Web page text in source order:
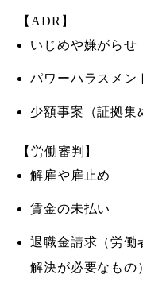
【ADR】
いじめや嫌がらせ
パワーハラスメン
少額事案（証拠集
【労働審判】
解雇や雇止め
賃金の未払い
退職金請求（労働
解決が必要なもの